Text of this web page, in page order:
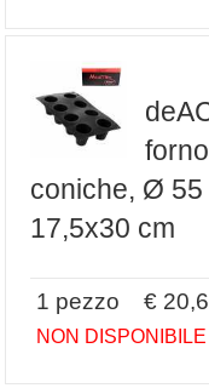
coniche, Ø 55
17,5x30 cm
1 pezzo €
NON DISPONIBILE